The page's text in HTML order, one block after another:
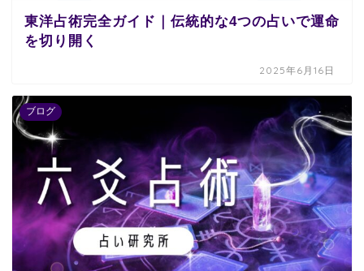
東洋占術完全ガイド｜伝統的な4つの占いで運命
を切り開く
2025年6月16日
ブログ